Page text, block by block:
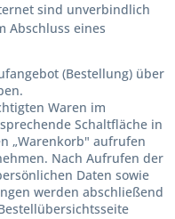
sind unverbindlich
Abschluss eines
(Bestellung) über
Waren im
Schaltfläche in
„Warenkorb" aufrufen
Nach Aufrufen der
Daten sowie
werden abschließend